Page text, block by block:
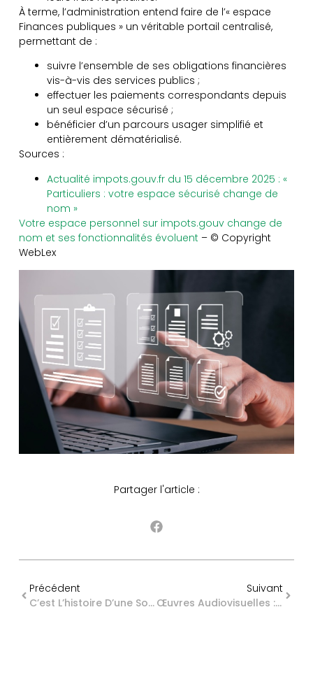
À terme, l’administration entend faire de l’« espace
Finances publiques » un véritable portail centralisé,
permettant de :
suivre l’ensemble de ses obligations financières
vis-à-vis des services publics ;
effectuer les paiements correspondants depuis
un seul espace sécurisé ;
bénéficier d’un parcours usager simplifié et
entièrement dématérialisé.
Sources :
Actualité impots.gouv.fr du 15 décembre 2025 : «
Particuliers : votre espace sécurisé change de
nom »
Votre espace personnel sur impots.gouv change de
nom et ses fonctionnalités évoluent – © Copyright
WebLex
Partager l'article :
Précédent
C’est L’histoire D’une Société Pour Qui La Précision Passe Par La Numérotation…
Suivant
Œuvres Audiovisuelles : Des Aides Financières Pour Le 7e Art